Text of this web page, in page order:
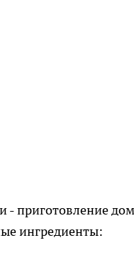
- приготовление
ингредиенты: